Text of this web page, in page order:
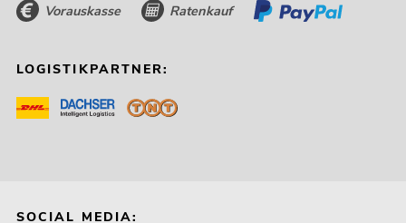
EUROLITE LED KLS Laser Bar FX-
Vorauskasse Ratenkauf
LOGISTIKPARTNER:
SOCIAL MEDIA: